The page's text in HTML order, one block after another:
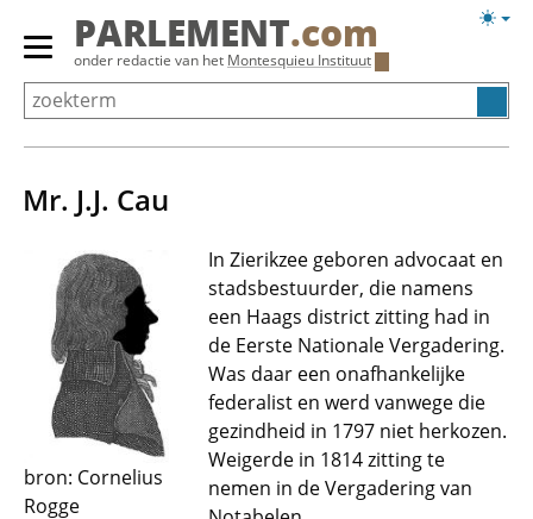
Overslaan
Primair
menu
tonen/verbergen
PARLEMENT.com
onder redactie van het Montesquieu Instituut
Mr. J.J. Cau
bron: Cornelius
Rogge
In Zierikzee geboren advocaat en
stadsbestuurder, die namens
een Haags district zitting had in
de Eerste Nationale Vergadering.
Was daar een onafhankelijke
federalist en werd vanwege die
gezindheid in 1797 niet herkozen.
Weigerde in 1814 zitting te
nemen in de Vergadering van